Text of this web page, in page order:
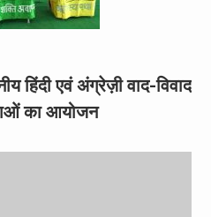
हिंदी एवं अंग्रेज़ी वाद-विवाद
का आयोजन